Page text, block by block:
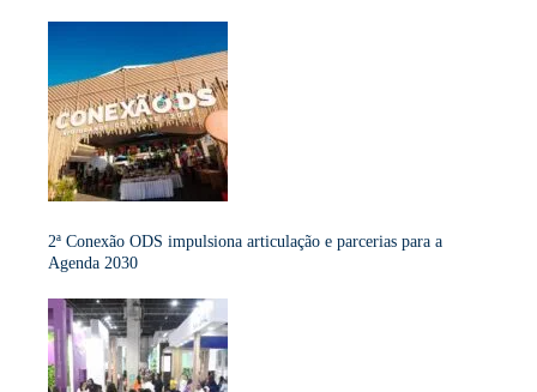
2ª Conexão ODS impulsiona articulação e parcerias para a
Agenda 2030